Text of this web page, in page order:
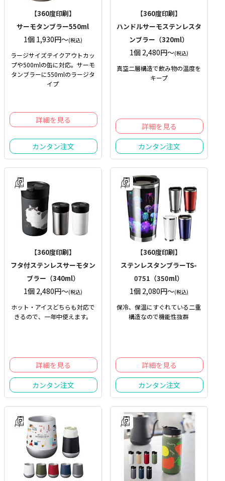
【360度印刷】
サーモタンブラー550ml
1個 1,930円〜(税込)
ラージサイズテイクアウトカッ
プや500mlの缶に対応。サーモ
タンブラーに550mlのラージタ
イプ
詳細を見る
カンタン注文
【360度印刷】
ハンドルサーモステンレスタ
ンブラー（320ml）
1個 2,480円〜(税込)
真空二層構造で飲み物の温度を
キープ
詳細を見る
カンタン注文
【360度印刷】
フタ付ステンレスサーモタン
ブラー（340ml）
1個 2,480円〜(税込)
ホット・アイスどちらも対応で
きるので、一年中使えます。
詳細を見る
カンタン注文
【360度印刷】
ステンレスタンブラーTS-
0751（350ml）
1個 2,080円〜(税込)
保冷、保温にすぐれている二重
構造なので機能性抜群
詳細を見る
カンタン注文